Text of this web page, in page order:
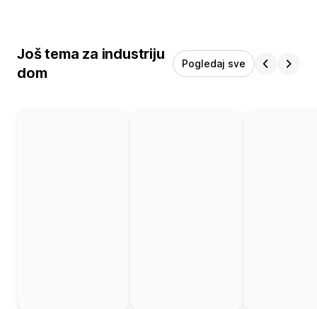
Još tema za industriju
dom
Pogledaj sve